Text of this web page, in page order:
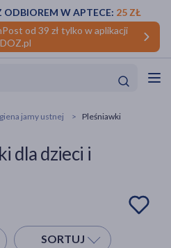
od 39 zł tylko w aplikacji
DOZ.pl
W APTECE: 25 ZŁ
jamy ustnej Pleśniawki
dla dzieci i
SORTUJ